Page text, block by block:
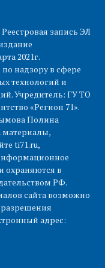
запись ЭЛ
2021г.
надзору в сфере
технологий и
Учредитель: ГУ ТО
«Регион 71».
Полина
материалы,
ti71.ru,
охраняются в
РФ.
сайта возможно
адрес: